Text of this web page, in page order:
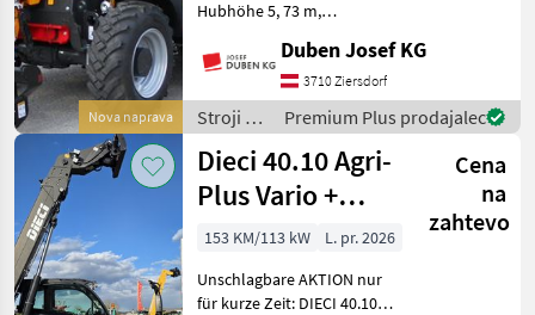
Nova naprava
Hubhöhe 5, 73 m,
elektroproportinaler
Joystick 4 in 1 mit Flow
Sharing und FNR-
Umschaltung, Klimaanlage,
hydr. Schnellwe
Duben Josef KG
3710 Ziersdorf
Stroji z
motorji /
Dieci
Premium Plus prodajalec
Dieci 40.10 Agri-
Plus Vario +
Black Edition
AKTION
Cena
na
zahtevo
153 KM/113 kW
L. pr. 2026
Unschlagbare AKTION nur
für kurze Zeit: DIECI 40.10